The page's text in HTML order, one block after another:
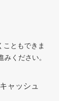
こともできま
ください。
ャッシュ